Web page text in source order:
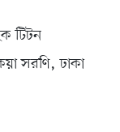
টিটন
সরণি, ঢাকা